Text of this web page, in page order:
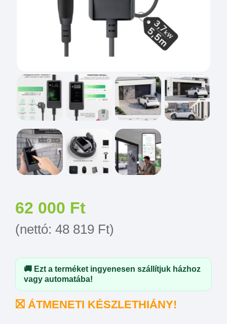
62 000 Ft
(nettó: 48 819 Ft)
🚚 Ezt a terméket ingyenesen szállítjuk házhoz
vagy automatába!
⛝ ÁTMENETI KÉSZLETHIÁNY!